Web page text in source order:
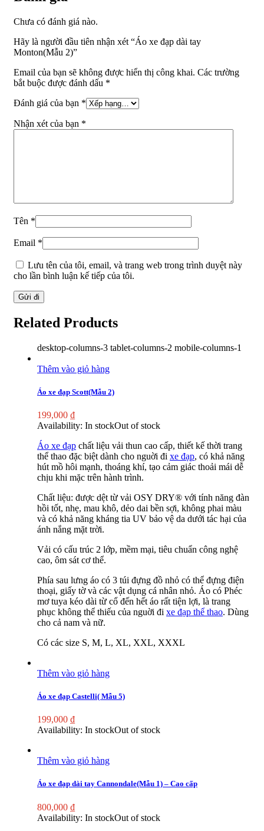
Chưa có đánh giá nào.
Hãy là người đầu tiên nhận xét “Áo xe đạp dài tay
Monton(Mẫu 2)”
Email của bạn sẽ không được hiển thị công khai. Các trường
bắt buộc được đánh dấu *
Đánh giá của bạn *
Nhận xét của bạn *
Tên *
Email *
Lưu tên của tôi, email, và trang web trong trình duyệt này
cho lần bình luận kế tiếp của tôi.
Related Products
desktop-columns-3 tablet-columns-2 mobile-columns-1
Thêm vào giỏ hàng
Áo xe đạp Scott(Mẫu 2)
199,000 ₫
Availability: In stockOut of stock
Áo xe đạp chất liệu vải thun cao cấp, thiết kế thời trang
thể thao đặc biệt dành cho nguời đi xe đạp, có khả năng
hút mồ hôi mạnh, thoáng khí, tạo cảm giác thoải mái dễ
chịu khi mặc trên hành trình.
Chất liệu: được dệt từ vải OSY DRY® với tính năng đàn
hồi tốt, nhẹ, mau khô, dẻo dai bền sợi, không phai màu
và có khả năng kháng tia UV bảo vệ da dưới tác hại của
ánh nắng mặt trời.
Vải có cấu trúc 2 lớp, mềm mại, tiêu chuẩn công nghệ
cao, ôm sát cơ thể.
Phía sau lưng áo có 3 túi đựng đồ nhỏ có thể đựng điện
thoại, giấy tờ và các vật dụng cá nhân nhỏ. Áo có Phéc
mơ tuya kéo dài từ cổ đến hết áo rất tiện lợi, là trang
phục không thể thiếu của nguời đi xe đạp thể thao. Dùng
cho cả nam và nữ.
Có các size S, M, L, XL, XXL, XXXL
Thêm vào giỏ hàng
Áo xe đạp Castelli( Mẫu 5)
199,000 ₫
Availability: In stockOut of stock
Thêm vào giỏ hàng
Áo xe đạp dài tay Cannondale(Mẫu 1) – Cao cấp
800,000 ₫
Availability: In stockOut of stock